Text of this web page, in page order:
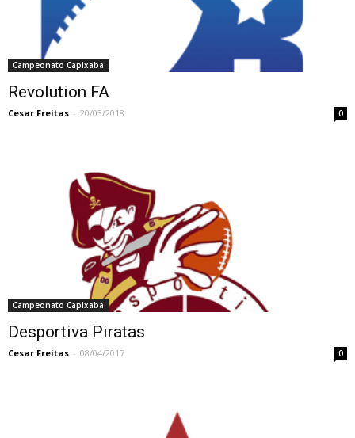
Campeonato Capixaba
Revolution FA
Cesar Freitas - 20/03/2018 0
Campeonato Capixaba
Desportiva Piratas
Cesar Freitas - 08/04/2017 0